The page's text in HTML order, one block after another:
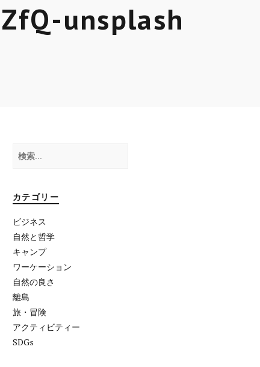
unsplash
検
索:
カテゴリー
ビジネス
自然と哲学
キャンプ
ワーケーション
自然の良さ
離島
旅・冒険
アクティビティー
SDGs